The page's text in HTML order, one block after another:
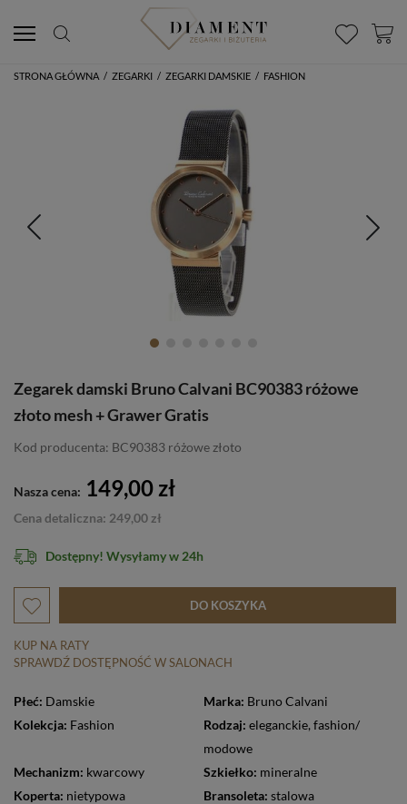
STRONA GŁÓWNA / ZEGARKI / ZEGARKI DAMSKIE / FASHION
Zegarek damski Bruno Calvani BC90383 różowe
złoto mesh + Grawer Gratis
Kod producenta: BC90383 różowe złoto
Nasza cena: 149,00 zł
Cena detaliczna: 249,00 zł
Dostępny! Wysyłamy w 24h
DO KOSZYKA
KUP NA RATY
SPRAWDŹ DOSTĘPNOŚĆ W SALONACH
Płeć: Damskie Marka: Bruno Calvani
Kolekcja: Fashion Rodzaj: eleganckie,
modowe
Mechanizm: kwarcowy Szkiełko: mineralne
Koperta: nietypowa Bransoleta: stalowa